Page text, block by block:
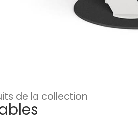
de la collection